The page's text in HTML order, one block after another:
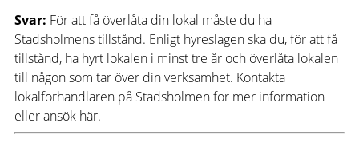
Svar: För att få överlåta din lokal måste du ha
Stadsholmens tillstånd. Enligt hyreslagen ska du, för att få
tillstånd, ha hyrt lokalen i minst tre år och överlåta lokalen
till någon som tar över din verksamhet. Kontakta
lokalförhandlaren på Stadsholmen för mer information
eller ansök här.